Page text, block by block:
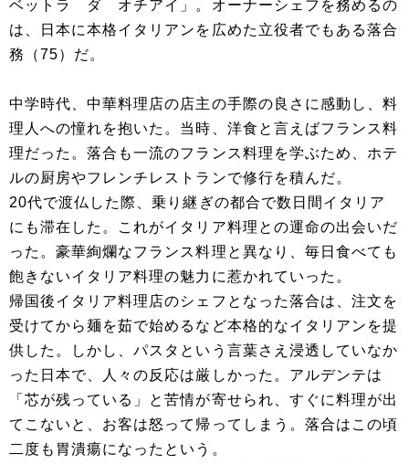
ベットラ ダ オチアイ」。オーナーシェフを務めるの
は、日本に本格イタリアンを広めた立役者でもある落合
務（75）だ。
中学時代、中華料理店の店主の手際の良さに感動し、料
理人への憧れを抱いた。当時、洋食と言えばフランス料
理だった。落合も一流のフランス料理を学ぶため、ホテ
ルの厨房やフレンチレストランで修行を積んだ。
20代で渡仏した際、乗り継ぎの都合で数日間イタリア
にも滞在した。これがイタリア料理との運命の出会いだ
った。豪華絢爛なフランス料理と異なり、毎日食べても
飽きないイタリア料理の魅力に惹かれていった。
帰国後イタリア料理店のシェフとなった落合は、注文を
受けてから麺を茹で始めるなど本格的なイタリアンを提
供した。しかし、パスタという言葉さえ浸透していなか
った日本で、人々の反応は厳しかった。アルデンテは
「芯が残っている」と苦情が寄せられ、すぐに料理が出
てこないと、お客は怒って帰ってしまう。落合はこの頃
二度も胃潰瘍になったという。